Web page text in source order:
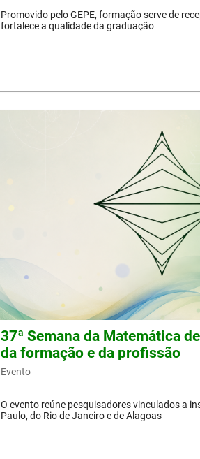
Promovido pelo GEPE, formação serve de
fortalece a qualidade da graduação
37ª Semana da Matemática
da formação e da profissão
Evento
O evento reúne pesquisadores vinculados a
Paulo, do Rio de Janeiro e de Alagoas